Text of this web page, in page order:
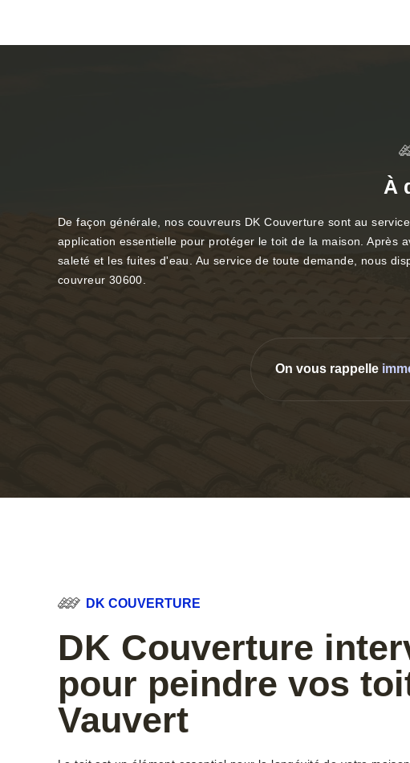
À
De façon générale, nos couvreurs DK Couverture sont au
application essentielle pour protéger le toit de la maison. Après
saleté et les fuites d'eau. Au service de toute demande, nous
couvreur 30600.
On vous rappelle
DK COUVERTURE
DK Couverture
pour peindre vos
Vauvert